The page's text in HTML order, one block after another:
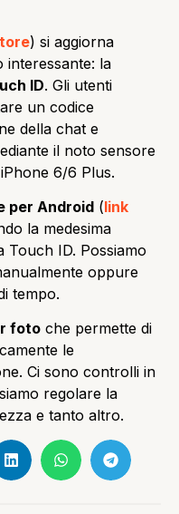
) si aggiorna
interessante: la
ID. Gli utenti
un codice
della chat e
il noto sensore
6/6 Plus.
per Android (link
la medesima
Touch ID. Possiamo
oppure
tempo.
foto che permette di
le
Ci sono controlli in
regolare la
e tanto altro.